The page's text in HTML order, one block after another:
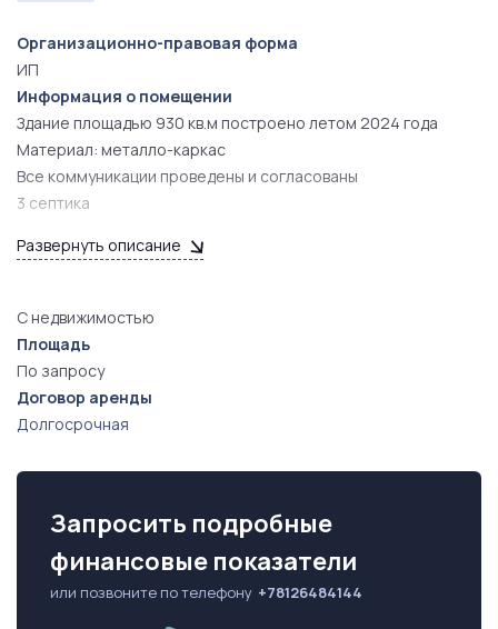
Организационно-правовая форма
ИП
Информация о помещении
Здание площадью 930 кв.м построено летом 2024 года
Материал: металло-каркас
Все коммуникации проведены и согласованы
3 септика
Развернуть описание
С недвижимостью
Площадь
По запросу
Договор аренды
Долгосрочная
Запросить подробные
финансовые показатели
или позвоните по телефону +78126484144